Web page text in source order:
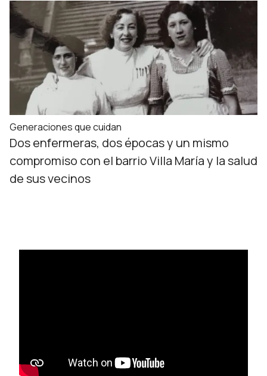
Generaciones que cuidan
Dos enfermeras, dos épocas y un mismo
compromiso con el barrio Villa María y la salud
de sus vecinos